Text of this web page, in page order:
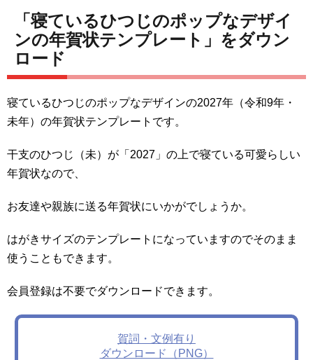
「寝ているひつじのポップなデザイ
ンの年賀状テンプレート」をダウン
ロード
寝ているひつじのポップなデザインの2027年（令和9年・
未年）の年賀状テンプレートです。
干支のひつじ（未）が「2027」の上で寝ている可愛らしい
年賀状なので、
お友達や親族に送る年賀状にいかがでしょうか。
はがきサイズのテンプレートになっていますのでそのまま
使うこともできます。
会員登録は不要でダウンロードできます。
賀詞・文例有り
ダウンロード（PNG）